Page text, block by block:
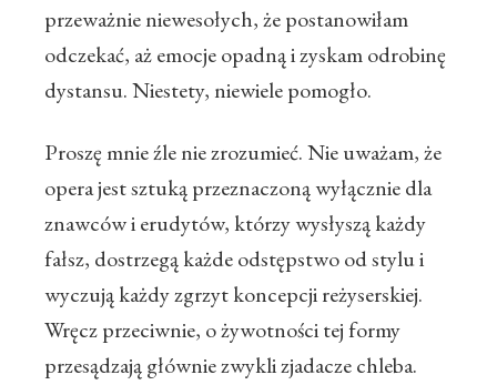
przeważnie niewesołych, że postanowiłam
odczekać, aż emocje opadną i zyskam odrobinę
dystansu. Niestety, niewiele pomogło.
Proszę mnie źle nie zrozumieć. Nie uważam, że
opera jest sztuką przeznaczoną wyłącznie dla
znawców i erudytów, którzy wysłyszą każdy
fałsz, dostrzegą każde odstępstwo od stylu i
wyczują każdy zgrzyt koncepcji reżyserskiej.
Wręcz przeciwnie, o żywotności tej formy
przesądzają głównie zwykli zjadacze chleba.